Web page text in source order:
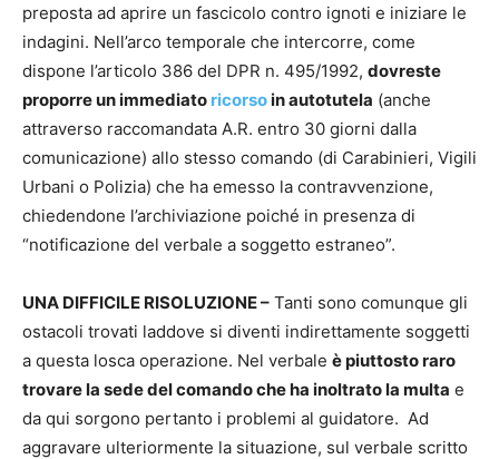
preposta ad aprire un fascicolo contro ignoti e iniziare le
indagini. Nell’arco temporale che intercorre, come
dispone l’articolo 386 del DPR n. 495/1992, dovreste
proporre un immediato ricorsoin autotutela (anche
attraverso raccomandata A.R. entro 30 giorni dalla
comunicazione) allo stesso comando (di Carabinieri, Vigili
Urbani o Polizia) che ha emesso la contravvenzione,
chiedendone l’archiviazione poiché in presenza di
“notificazione del verbale a soggetto estraneo”.
UNA DIFFICILE RISOLUZIONE – Tanti sono comunque gli
ostacoli trovati laddove si diventi indirettamente soggetti
a questa losca operazione. Nel verbale è piuttosto raro
trovare la sede del comando che ha inoltrato la multa e
da qui sorgono pertanto i problemi al guidatore. Ad
aggravare ulteriormente la situazione, sul verbale scritto